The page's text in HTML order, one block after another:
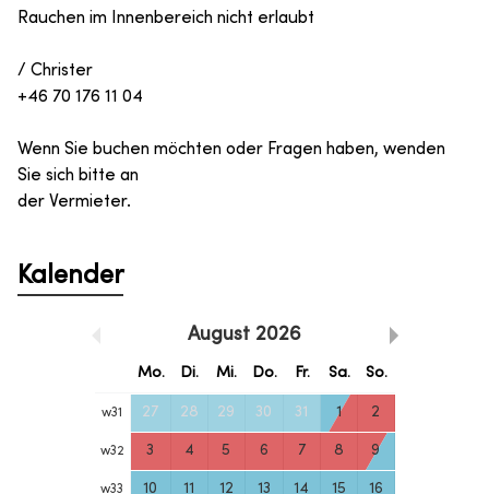
Rauchen im Innenbereich nicht erlaubt
/ Christer
+46 70 176 11 04
Wenn Sie buchen möchten oder Fragen haben, wenden
Sie sich bitte an
der Vermieter.
Kalender
August 2026
Mo. Di. Mi. Do. Fr. Sa. So.
w31 27 28 29 30 31 1 2
w32 3 4 5 6 7 8 9
w33 10 11 12 13 14 15 16